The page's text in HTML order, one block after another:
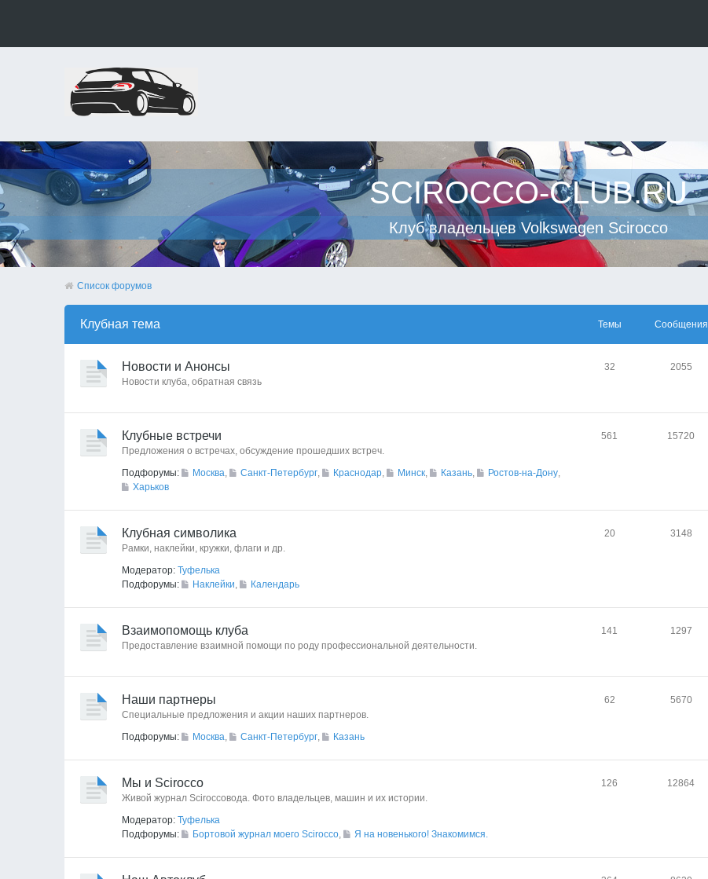
SCIROCCO-CLUB.RU
Клуб владельцев Volkswagen Scirocco
Список форумов
Клубная тема Темы Сообщения
Новости и Анонсы
Новости клуба, обратная связь
32 2055
Клубные встречи
Предложения о встречах, обсуждение прошедших встреч.
Подфорумы:
Москва, Санкт-Петербург, Краснодар, Минск, Казань, Ростов-на-Дону,
Харьков
561 15720
Клубная символика
Рамки, наклейки, кружки, флаги и др.
Модератор: Туфелька
Подфорумы:
Наклейки, Календарь
20 3148
Взаимопомощь клуба
Предоставление взаимной помощи по роду профессиональной деятельности.
141 1297
Наши партнеры
Специальные предложения и акции наших партнеров.
Подфорумы:
Москва, Санкт-Петербург, Казань
62 5670
Мы и Scirocco
Живой журнал Sciroccoвода. Фото владельцев, машин и их истории.
Модератор: Туфелька
Подфорумы:
Бортовой журнал моего Scirocco, Я на новенького! Знакомимся.
126 12864